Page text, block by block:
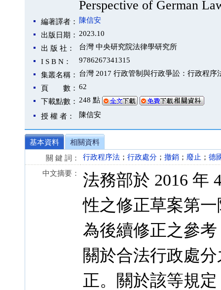
Perspective of German
編著譯者：
陳信安
出版日期： 2023.10
出 版 社：
台灣 中央研究院法律學研究所
I S B N：
9786267341315
集叢名稱： 台灣 2017 行政管制與行政爭訟：行政程序
頁 數： 62
下載點數： 248 點
授 權 者： 陳信安
基本資料
相關資料
關 鍵 詞：
行政程序法 ； 行政處分 ； 撤銷 ； 廢止 ； 德
中文摘要：
法務部於 2016 年
性之修正草案第
為後續修正之參
關於合法行政處
正。關於該等規